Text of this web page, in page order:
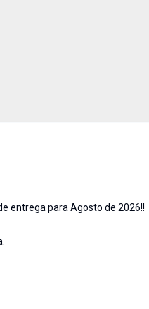
entrega para Agosto de 2026!!